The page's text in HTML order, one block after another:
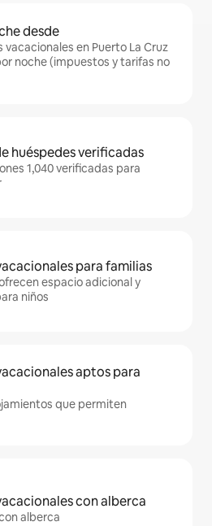
desde
vacacionales en Puerto La Cruz
noche (impuestos y tarifas no
huéspedes verificadas
1,040 verificadas para
para familias
espacio adicional y
niños
aptos para
que permiten
con alberca
alberca